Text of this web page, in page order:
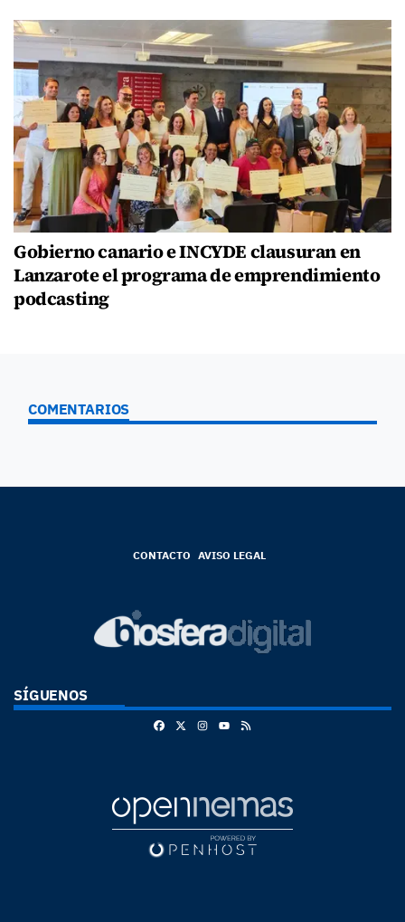
Gobierno canario e INCYDE clausuran en
Lanzarote el programa de emprendimiento
podcasting
COMENTARIOS
CONTACTO AVISO LEGAL
SÍGUENOS
FacebookInstagram